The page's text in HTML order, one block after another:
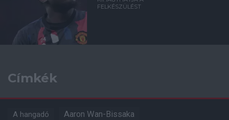
FELKÉSZÜLÉST
Címkék
A hangadó Aaron Wan-Bissaka